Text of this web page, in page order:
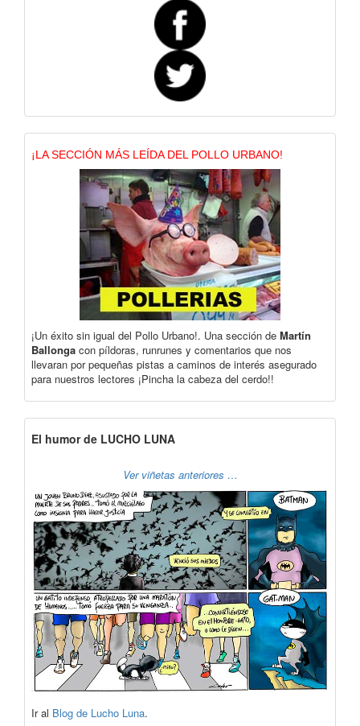
¡LA SECCIÓN MÁS LEÍDA DEL POLLO URBANO!
¡Un éxito sin igual del Pollo Urbano!. Una sección de Martín
Ballonga con píldoras, runrunes y comentarios que nos
llevaran por pequeñas pistas a caminos de interés asegurado
para nuestros lectores ¡Pincha la cabeza del cerdo!!
El humor de LUCHO LUNA
Ver viñetas anteriores …
Ir al Blog de Lucho Luna.